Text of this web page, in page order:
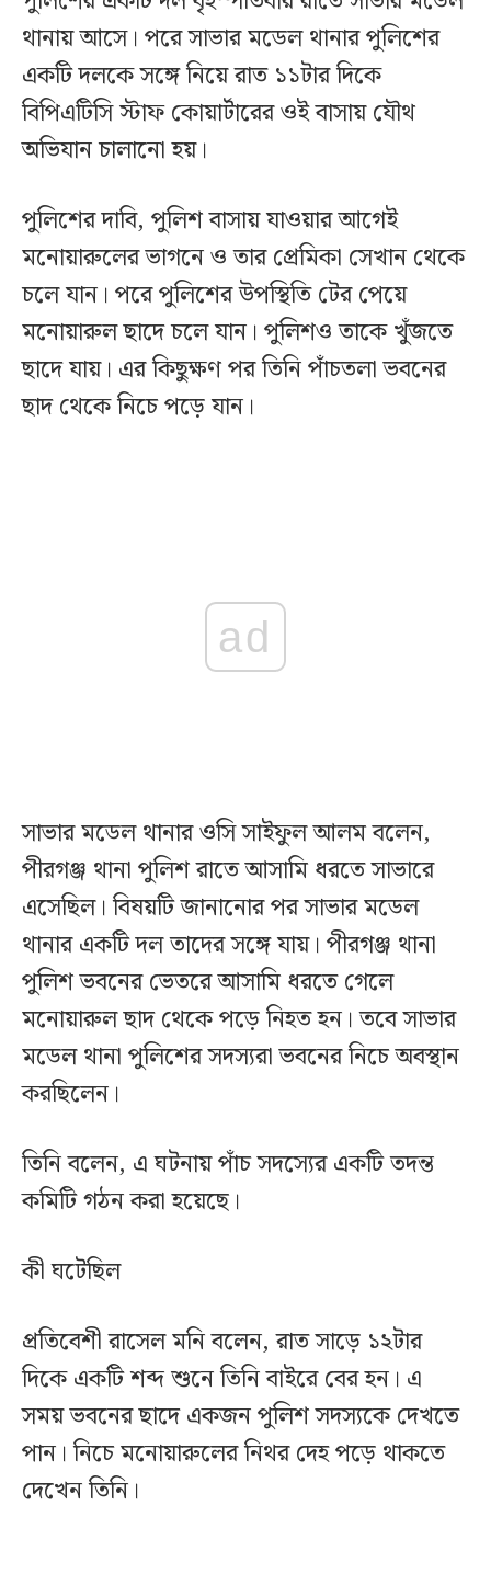
থানায় আসে। পরে সাভার মডেল থানার পুলিশের
একটি দলকে সঙ্গে নিয়ে রাত ১১টার দিকে
বিপিএটিসি স্টাফ কোয়ার্টারের ওই বাসায় যৌথ
অভিযান চালানো হয়।
পুলিশের দাবি, পুলিশ বাসায় যাওয়ার আগেই
মনোয়ারুলের ভাগনে ও তার প্রেমিকা সেখান থেকে
চলে যান। পরে পুলিশের উপস্থিতি টের পেয়ে
মনোয়ারুল ছাদে চলে যান। পুলিশও তাকে খুঁজতে
ছাদে যায়। এর কিছুক্ষণ পর তিনি পাঁচতলা ভবনের
ছাদ থেকে নিচে পড়ে যান।
ad
সাভার মডেল থানার ওসি সাইফুল আলম বলেন,
পীরগঞ্জ থানা পুলিশ রাতে আসামি ধরতে সাভারে
এসেছিল। বিষয়টি জানানোর পর সাভার মডেল
থানার একটি দল তাদের সঙ্গে যায়। পীরগঞ্জ থানা
পুলিশ ভবনের ভেতরে আসামি ধরতে গেলে
মনোয়ারুল ছাদ থেকে পড়ে নিহত হন। তবে সাভার
মডেল থানা পুলিশের সদস্যরা ভবনের নিচে অবস্থান
করছিলেন।
তিনি বলেন, এ ঘটনায় পাঁচ সদস্যের একটি তদন্ত
কমিটি গঠন করা হয়েছে।
কী ঘটেছিল
প্রতিবেশী রাসেল মনি বলেন, রাত সাড়ে ১২টার
দিকে একটি শব্দ শুনে তিনি বাইরে বের হন। এ
সময় ভবনের ছাদে একজন পুলিশ সদস্যকে দেখতে
পান। নিচে মনোয়ারুলের নিথর দেহ পড়ে থাকতে
দেখেন তিনি।